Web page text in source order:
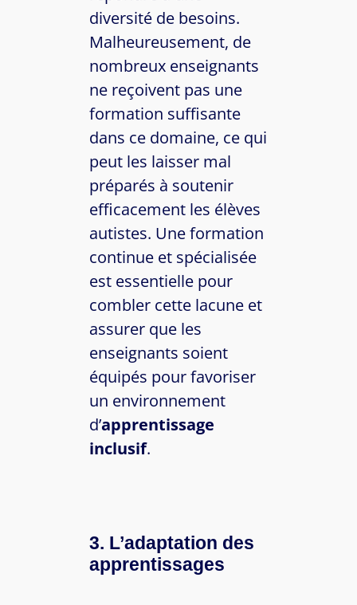
diversité de besoins.
Malheureusement, de
nombreux enseignants
ne reçoivent pas une
formation suffisante
dans ce domaine, ce qui
peut les laisser mal
préparés à soutenir
efficacement les élèves
autistes. Une formation
continue et spécialisée
est essentielle pour
combler cette lacune et
assurer que les
enseignants soient
équipés pour favoriser
un environnement
d’apprentissage
inclusif.
3. L’adaptation des
apprentissages